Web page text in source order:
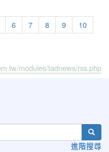
6 7 8 9
10
modules/tadnews/rss.php
進階搜尋